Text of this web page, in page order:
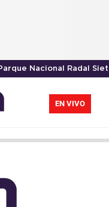
Nacional Radal
EN VIVO